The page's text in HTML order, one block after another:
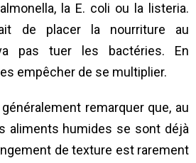
la E. coli ou la listeria.
de placer la nourriture au
pas tuer les bactéries. En
empêcher de se multiplier.
remarquer que, au
aliments humides se sont déjà
de texture est rarement